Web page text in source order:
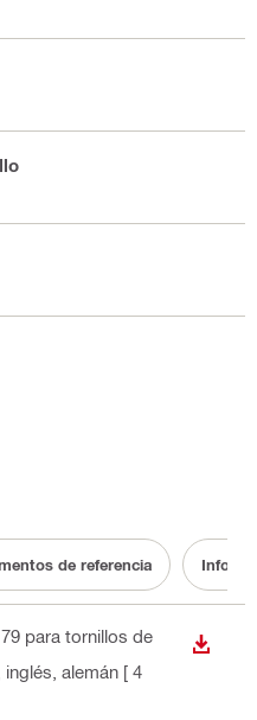
de referencia
para tornillos de
, inglés, alemán [ 4